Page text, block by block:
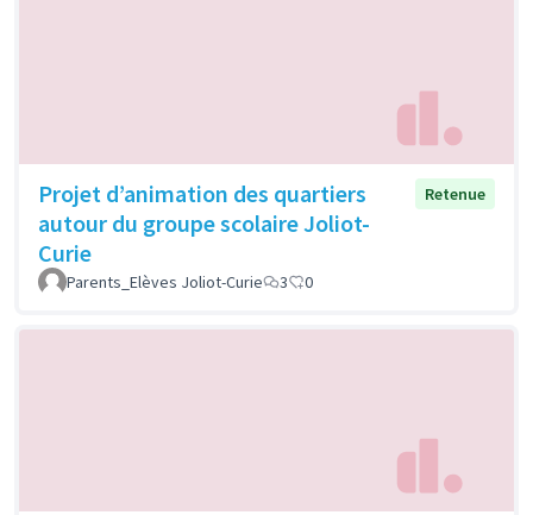
Projet d’animation des quartiers
autour du groupe scolaire Joliot-
Curie
Retenue
Parents_Elèves Joliot-Curie 3 0